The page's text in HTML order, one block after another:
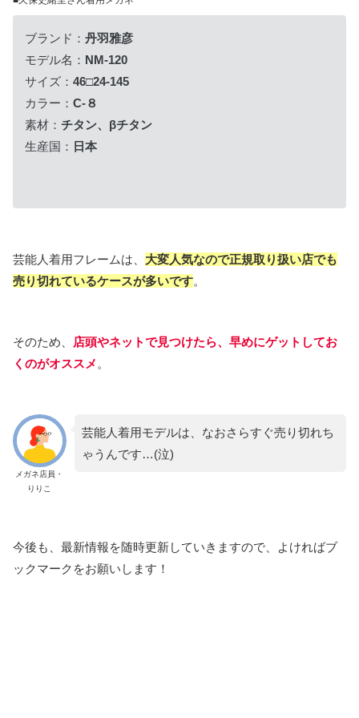
ブランド： 丹羽雅彦
モデル名： NM-120
サイズ： 46□24-145
カラー： C-８
素材： チタン、βチタン
生産国： 日本
芸能人着用フレームは、 大変人気なので正規取り扱い店でも
売り切れているケースが多いです。
そのため、 店頭やネットで見つけたら、早めにゲットしてお
くのがオススメ 。
メガネ店員・
りりこ
芸能人着用モデルは、なおさらすぐ売り切れち
ゃうんです…(泣)
今後も、最新情報を随時更新していきますので、よければブ
ックマークをお願いします！